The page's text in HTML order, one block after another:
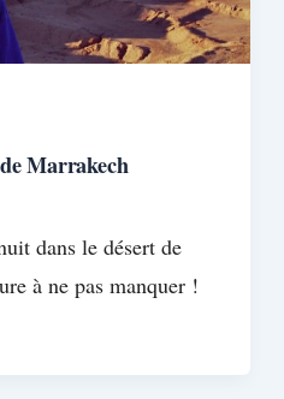
Marrakech
dans le désert de
à ne pas manquer !